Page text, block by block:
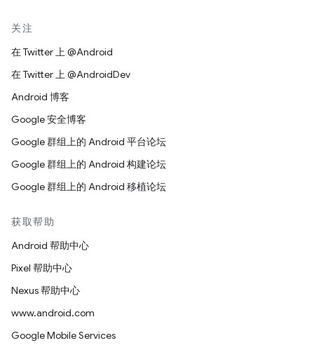
关注
在 Twitter 上 @Android
在 Twitter 上 @AndroidDev
Android 博客
Google 安全博客
Google 群组上的 Android 平台论坛
Google 群组上的 Android 构建论坛
Google 群组上的 Android 移植论坛
获取帮助
Android 帮助中心
Pixel 帮助中心
Nexus 帮助中心
www.android.com
Google Mobile Services